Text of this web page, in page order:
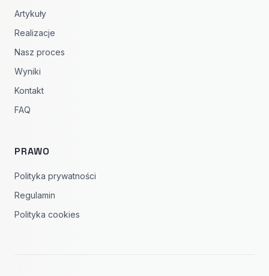
Artykuły
Realizacje
Nasz proces
Wyniki
Kontakt
FAQ
PRAWO
Polityka prywatności
Regulamin
Polityka cookies